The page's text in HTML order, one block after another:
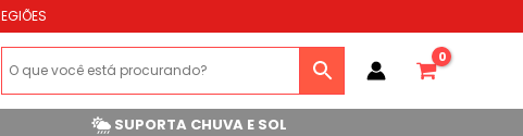
SUPORTA CHUVA E SOL